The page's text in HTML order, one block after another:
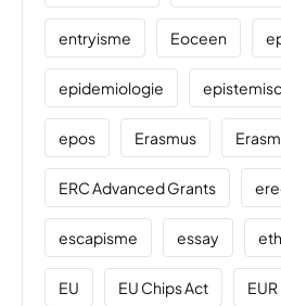
entryisme Eoceen
epidemiologie
epos Erasmus
ERC Advanced Grants
escapisme essay
EU EU Chips Act EUR